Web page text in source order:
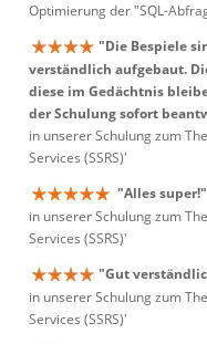
Optimierung der "SQL-
"Die Bespiele
verständlich aufgebaut.
diese im Gedächtnis
der Schulung sofort
in unserer Schulung zum
Services (SSRS)'
"Alles super!"
in unserer Schulung zum
Services (SSRS)'
"Gut
in unserer Schulung zum
Services (SSRS)'